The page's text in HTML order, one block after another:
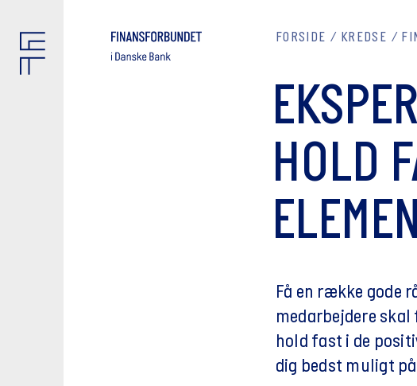
FORSIDE KREDSE
HOLD
Få en række gode
medarbejdere
hold fast i de
dig bedst muligt